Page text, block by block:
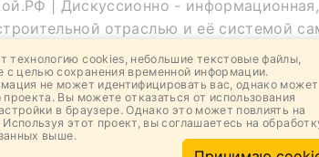
| Дискуссионно -
отраслью и её системой
содержать информацию, не
технологию cookies, небольшие текстовые файлы,
целью сохранения временной информации.
не может идентифицировать вас, однако может
Вы можете отказаться от использования
в браузере. Однако это может повлиять на
этот проект, вы соглашаетесь на
выше.